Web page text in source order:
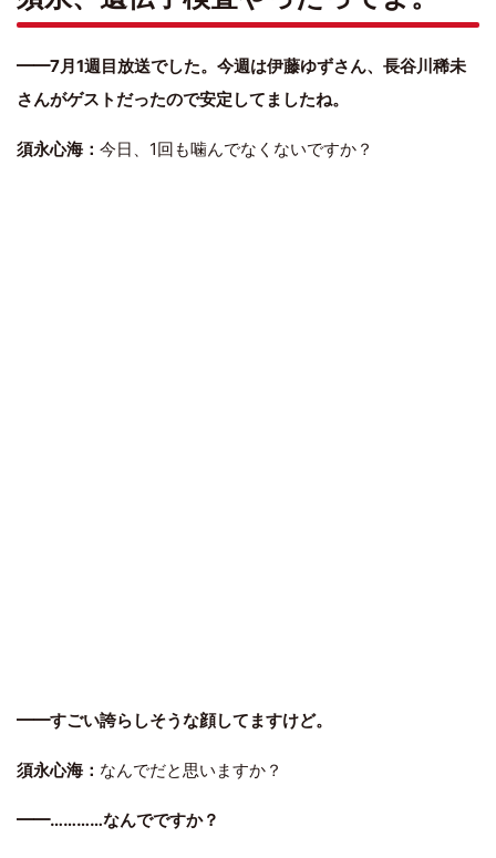
━━7月1週目放送でした。今週は伊藤ゆずさん、長谷川稀未
さんがゲストだったので安定してましたね。
須永心海： 今日、1回も噛んでなくないですか？
━━すごい誇らしそうな顔してますけど。
須永心海： なんでだと思いますか？
━━…………なんでですか？